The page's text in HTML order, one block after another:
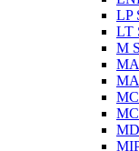
LP
LT
M